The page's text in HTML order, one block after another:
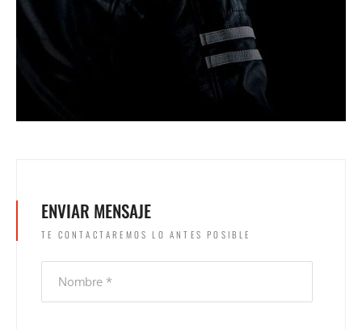
ENVIAR MENSAJE
TE CONTACTAREMOS LO ANTES POSIBLE